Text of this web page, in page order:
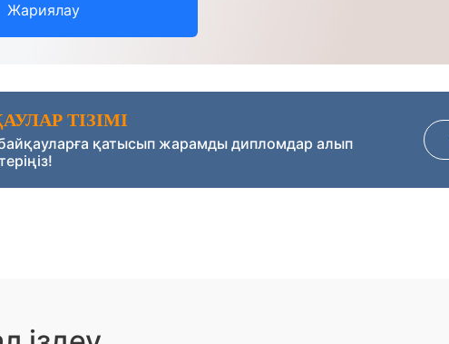
Жариялау
ТІЗІМІ
қатысып жарамды дипломдар алып